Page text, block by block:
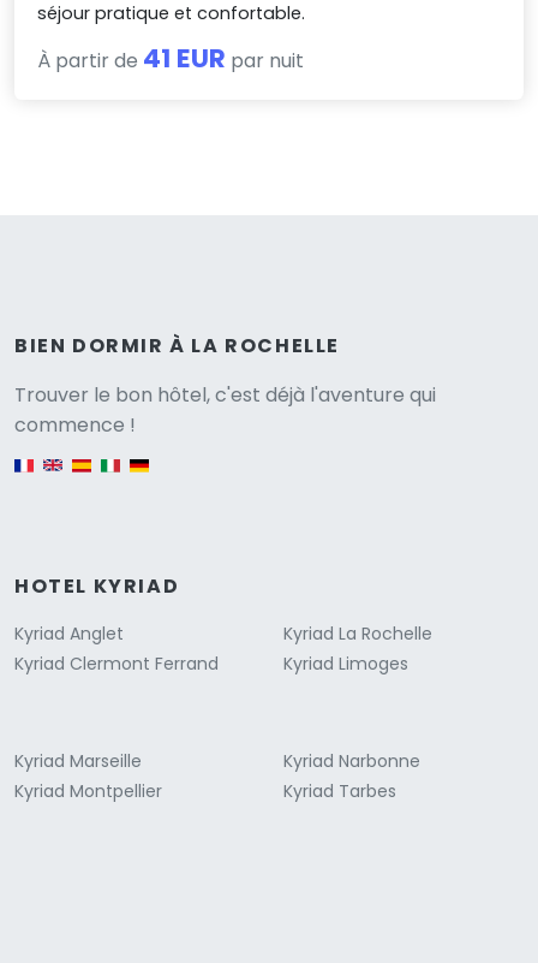
séjour pratique et confortable.
À partir de 41 EUR par nuit
BIEN DORMIR À LA ROCHELLE
Trouver le bon hôtel, c'est déjà l'aventure qui
commence !
HOTEL KYRIAD
Kyriad Anglet
Kyriad Clermont Ferrand
Kyriad La Rochelle
Kyriad Limoges
Kyriad Marseille
Kyriad Montpellier
Kyriad Narbonne
Kyriad Tarbes